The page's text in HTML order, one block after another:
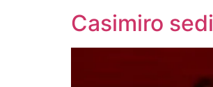
Casimiro